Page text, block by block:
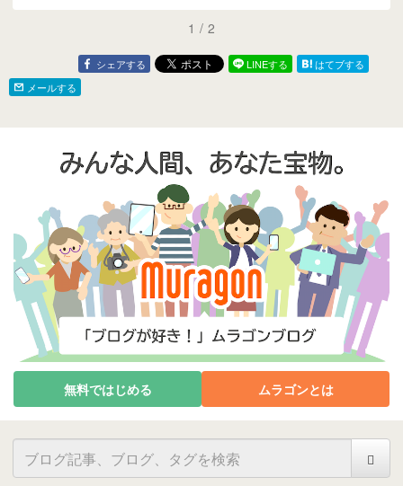
1 / 2
シェアする LINEする
はてブする
メールする
無料ではじめる ムラゴンとは